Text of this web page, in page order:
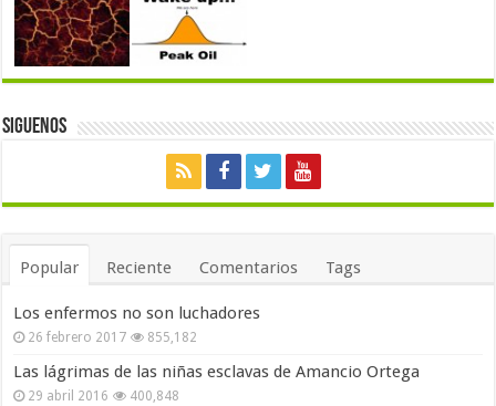
Siguenos
Popular Reciente Comentarios Tags
Los enfermos no son luchadores
26 febrero 2017 855,182
Las lágrimas de las niñas esclavas de Amancio Ortega
29 abril 2016 400,848